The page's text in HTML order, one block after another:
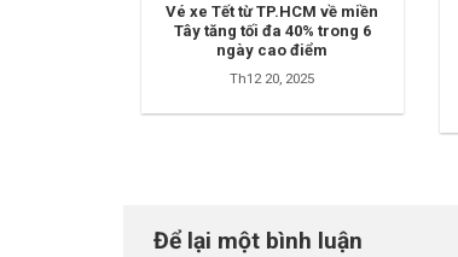
Vé xe Tết từ TP.HCM về miền
Tây tăng tối đa 40% trong 6
ngày cao điểm
Th12 20, 2025
Để lại một bình luận